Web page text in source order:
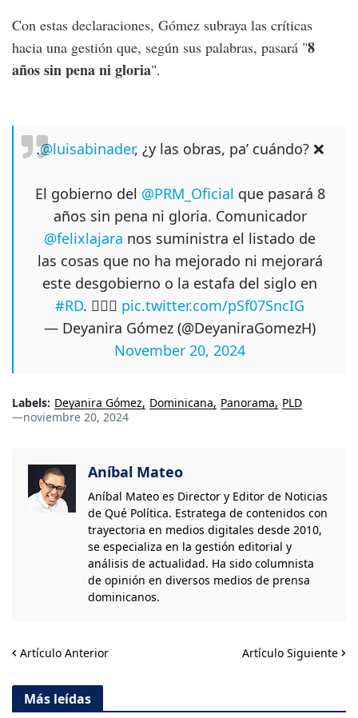
Con estas declaraciones, Gómez subraya las críticas
hacia una gestión que, según sus palabras, pasará "8
años sin pena ni gloria".
.@luisabinader, ¿y las obras, pa’ cuándo? ❌
El gobierno del @PRM_Oficial que pasará 8
años sin pena ni gloria. Comunicador
@felixlajara nos suministra el listado de
las cosas que no ha mejorado ni mejorará
este desgobierno o la estafa del siglo en
#RD. 🤦🏻‍♀️ pic.twitter.com/pSf07SncIG
— Deyanira Gómez (@DeyaniraGomezH)
November 20, 2024
Labels: Deyanira Gómez Dominicana Panorama PLD
—noviembre 20, 2024
Aníbal Mateo
Aníbal Mateo es Director y Editor de Noticias
de Qué Política. Estratega de contenidos con
trayectoria en medios digitales desde 2010,
se especializa en la gestión editorial y
análisis de actualidad. Ha sido columnista
de opinión en diversos medios de prensa
dominicanos.
Artículo Anterior Artículo Siguiente
Más leídas